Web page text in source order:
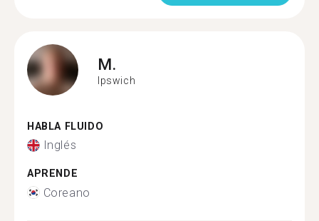
M.
Ipswich
HABLA FLUIDO
Inglés
APRENDE
Coreano